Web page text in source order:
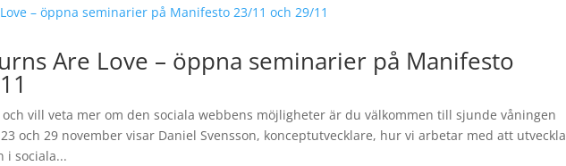
Are Love – öppna seminarier på Manifesto
vill veta mer om den sociala webbens möjligheter är du välkommen till sjunde våningen
och 29 november visar Daniel Svensson, konceptutvecklare, hur vi arbetar med att utveckla
i sociala...